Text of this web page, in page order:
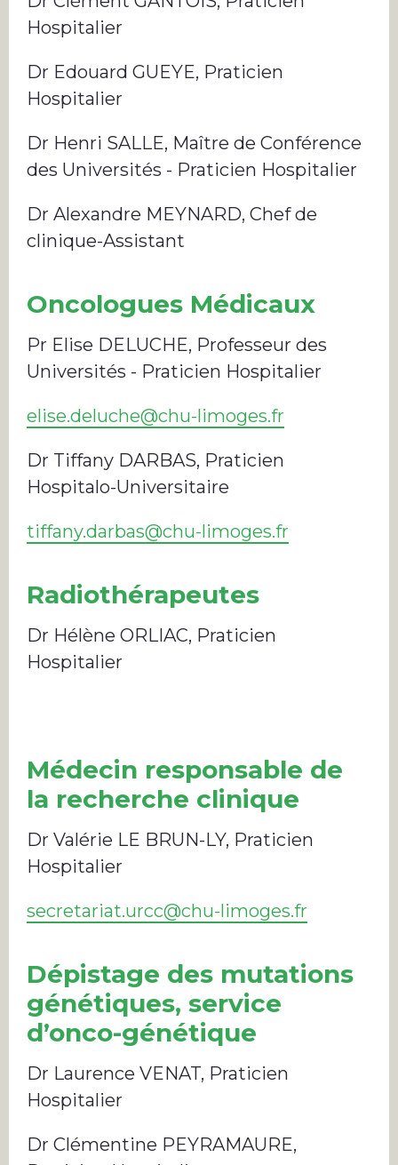
Hospitalier
Dr Edouard GUEYE, Praticien
Hospitalier
Dr Henri SALLE, Maître de Conférence
des Universités - Praticien Hospitalier
Dr Alexandre MEYNARD, Chef de
clinique-Assistant
Oncologues Médicaux
Pr Elise DELUCHE, Professeur des
Universités - Praticien Hospitalier
elise.deluche@chu-limoges.fr
Dr Tiffany DARBAS, Praticien
Hospitalo-Universitaire
tiffany.darbas@chu-limoges.fr
Radiothérapeutes
Dr Hélène ORLIAC, Praticien
Hospitalier
Médecin responsable de
la recherche clinique
Dr Valérie LE BRUN-LY, Praticien
Hospitalier
secretariat.urcc@chu-limoges.fr
Dépistage des mutations
génétiques, service
d’onco-génétique
Dr Laurence VENAT, Praticien
Hospitalier
Dr Clémentine PEYRAMAURE,